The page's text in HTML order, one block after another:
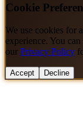
Cookie
We use cookies for
experience. You
our Privacy Policy
Accept Decline